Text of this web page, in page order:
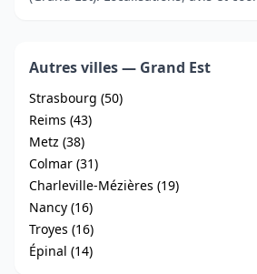
Autres villes — Grand Est
Strasbourg (50)
Reims (43)
Metz (38)
Colmar (31)
Charleville-Mézières (19)
Nancy (16)
Troyes (16)
Épinal (14)